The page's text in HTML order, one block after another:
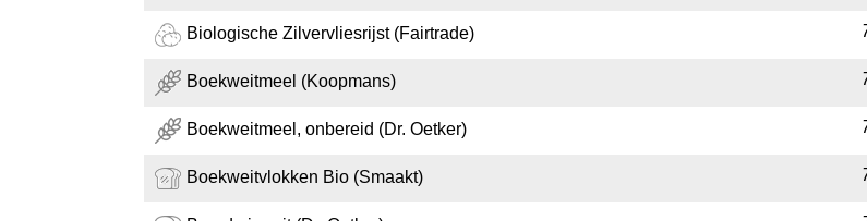
Biologische Zilvervliesrijst (Fairtrade)
Boekweitmeel (Koopmans)
Boekweitmeel, onbereid (Dr. Oetker)
Boekweitvlokken Bio (Smaakt)